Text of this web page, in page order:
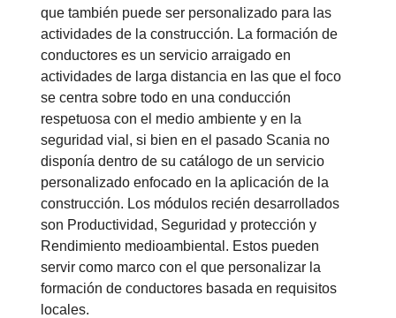
que también puede ser personalizado para las
actividades de la construcción. La formación de
conductores es un servicio arraigado en
actividades de larga distancia en las que el foco
se centra sobre todo en una conducción
respetuosa con el medio ambiente y en la
seguridad vial, si bien en el pasado Scania no
disponía dentro de su catálogo de un servicio
personalizado enfocado en la aplicación de la
construcción. Los módulos recién desarrollados
son Productividad, Seguridad y protección y
Rendimiento medioambiental. Estos pueden
servir como marco con el que personalizar la
formación de conductores basada en requisitos
locales.